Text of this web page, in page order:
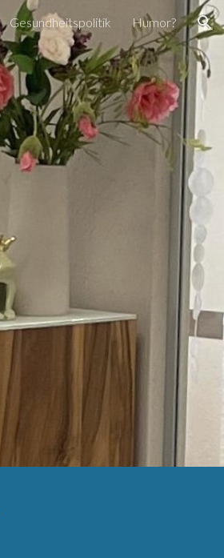
Gesundheitspolitik Humor?